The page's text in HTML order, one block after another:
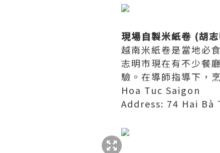
現場自製米紙卷 (胡
越南米紙卷是當地必
志明市現在有不少餐
驗。在導師指導下，
Hoa Tuc Saigon
Address: 74 Hai